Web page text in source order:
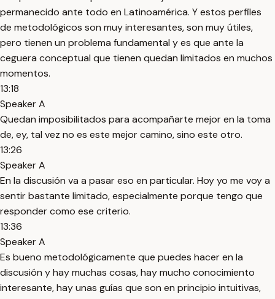
permanecido ante todo en Latinoamérica. Y estos perfiles
de metodológicos son muy interesantes, son muy útiles,
pero tienen un problema fundamental y es que ante la
ceguera conceptual que tienen quedan limitados en muchos
momentos.
13:18
Speaker A
Quedan imposibilitados para acompañarte mejor en la toma
de, ey, tal vez no es este mejor camino, sino este otro.
13:26
Speaker A
En la discusión va a pasar eso en particular. Hoy yo me voy a
sentir bastante limitado, especialmente porque tengo que
responder como ese criterio.
13:36
Speaker A
Es bueno metodológicamente que puedes hacer en la
discusión y hay muchas cosas, hay mucho conocimiento
interesante, hay unas guías que son en principio intuitivas,